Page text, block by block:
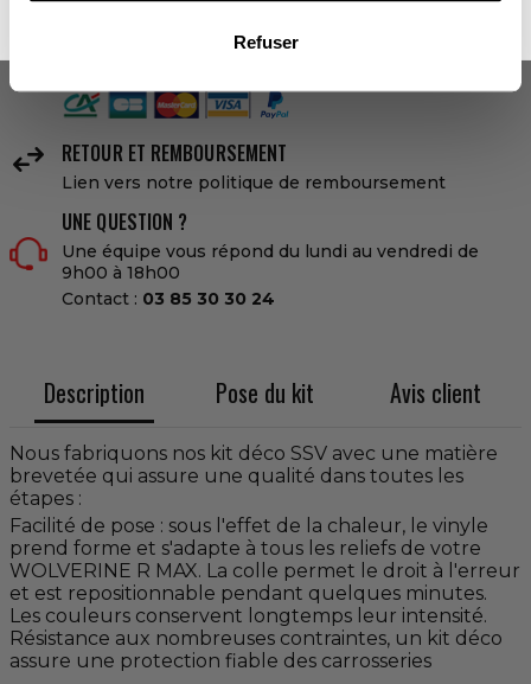
Refuser
PAIEMENTS SÉCURISÉS
 RETOUR ET REMBOURSEMENT
Lien vers notre politique de remboursement
UNE QUESTION ?
Une équipe vous répond du lundi au vendredi de
9h00 à 18h00
Contact : 03 85 30 30 24
Description Pose du kit Avis client
Nous fabriquons nos kit déco SSV avec une matière
brevetée qui assure une qualité dans toutes les
étapes :
Facilité de pose : sous l'effet de la chaleur, le vinyle
prend forme et s'adapte à tous les reliefs de votre
WOLVERINE R MAX. La colle permet le droit à l'erreur
et est repositionnable pendant quelques minutes.
Les couleurs conservent longtemps leur intensité.
Résistance aux nombreuses contraintes, un kit déco
assure une protection fiable des carrosseries